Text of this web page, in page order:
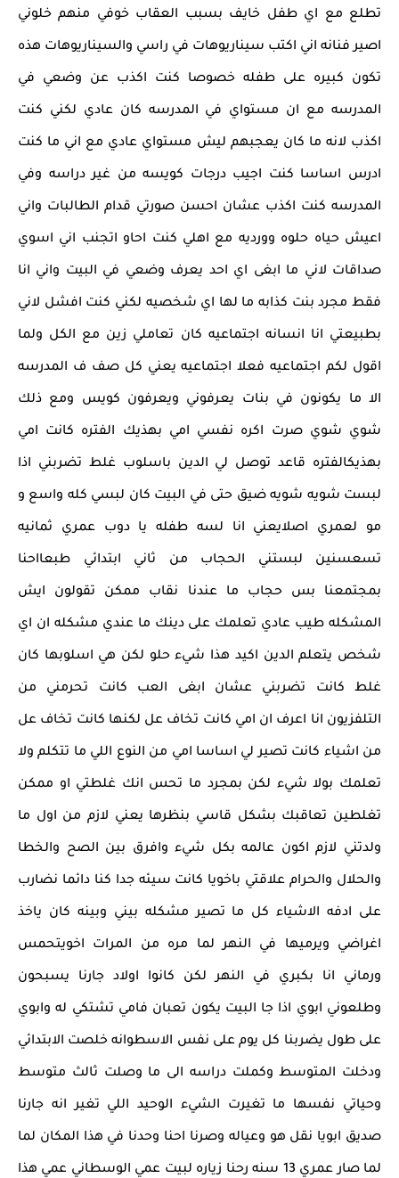
تطلع مع اي طفل خايف بسبب العقاب خوفي منهم خلوني
اصير فنانه اني اكتب سيناريوهات في راسي والسيناريوهات هذه
تكون كبيره على طفله خصوصا كنت اكذب عن وضعي في
المدرسه مع ان مستواي في المدرسه كان عادي لكني كنت
اكذب لانه ما كان يعجبهم ليش مستواي عادي مع اني ما كنت
ادرس اساسا كنت اجيب درجات كويسه من غير دراسه وفي
المدرسه كنت اكذب عشان احسن صورتي قدام الطالبات واني
اعيش حياه حلوه وورديه مع اهلي كنت احاو اتجنب اني اسوي
صداقات لاني ما ابغى اي احد يعرف وضعي في البيت واني انا
فقط مجرد بنت كذابه ما لها اي شخصيه لكني كنت افشل لاني
بطبيعتي انا انسانه اجتماعيه كان تعاملي زين مع الكل ولما
اقول لكم اجتماعيه فعلا اجتماعيه يعني كل صف ف المدرسه
الا ما يكونون في بنات يعرفوني ويعرفون كويس ومع ذلك
شوي شوي صرت اكره نفسي امي بهذيك الفتره كانت امي
بهذيكالفتره قاعد توصل لي الدين باسلوب غلط تضربني اذا
لبست شويه شويه ضيق حتى في البيت كان لبسي كله واسع و
مو لعمري اصلايعني انا لسه طفله يا دوب عمري ثمانيه
تسعسنين لبستني الحجاب من ثاني ابتدائي طبعااحنا
بمجتمعنا بس حجاب ما عندنا نقاب ممكن تقولون ايش
المشكله طيب عادي تعلمك على دينك ما عندي مشكله ان اي
شخص يتعلم الدين اكيد هذا شيء حلو لكن هي اسلوبها كان
غلط كانت تضربني عشان ابغى العب كانت تحرمني من
التلفزيون انا اعرف ان امي كانت تخاف عل لكنها كانت تخاف عل
من اشياء كانت تصير لي اساسا امي من النوع اللي ما تتكلم ولا
تعلمك بولا شيء لكن بمجرد ما تحس انك غلطتي او ممكن
تغلطين تعاقبك بشكل قاسي بنظرها يعني لازم من اول ما
ولدتني لازم اكون عالمه بكل شيء وافرق بين الصح والخطا
والحلال والحرام علاقتي باخويا كانت سيئه جدا كنا دائما نضارب
على ادفه الاشياء كل ما تصير مشكله بيني وبينه كان ياخذ
اغراضي ويرميها في النهر لما مره من المرات اخويتحمس
ورماني انا بكبري في النهر لكن كانوا اولاد جارنا يسبحون
وطلعوني ابوي اذا جا البيت يكون تعبان فامي تشتكي له وابوي
على طول يضربنا كل يوم على نفس الاسطوانه خلصت الابتدائي
ودخلت المتوسط وكملت دراسه الى ما وصلت ثالث متوسط
وحياتي نفسها ما تغيرت الشيء الوحيد اللي تغير انه جارنا
صديق ابويا نقل هو وعياله وصرنا احنا وحدنا في هذا المكان لما
لما صار عمري 13 سنه رحنا زياره لبيت عمي الوسطاني عمي هذا